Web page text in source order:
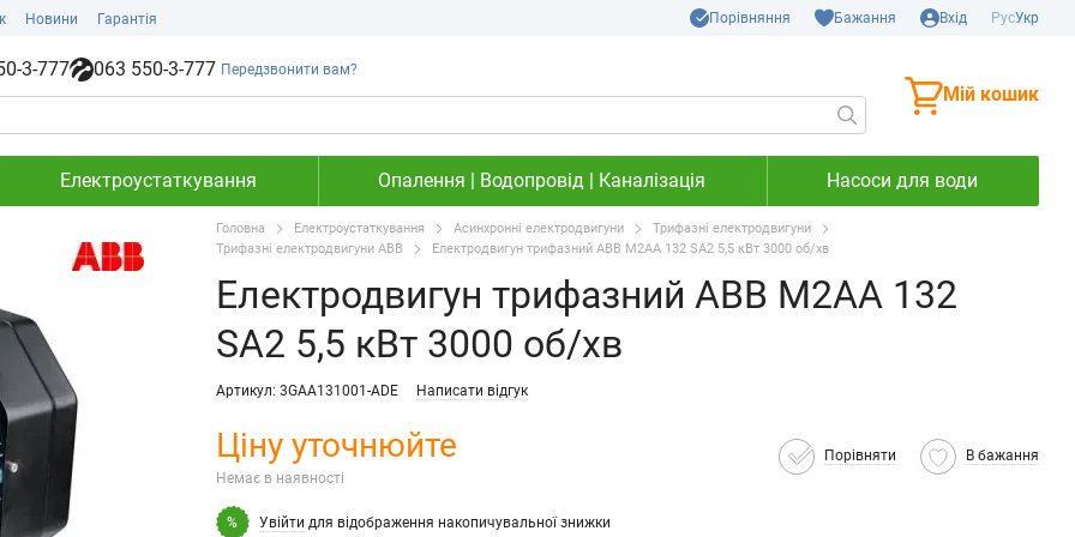
Новини Гарантія Порівняння Бажання Вхід РусУкр
3-777 063 550-3-777 Передзвонити вам?
Мій кошик
Електроустаткування Опалення | Водопровід | Каналізація Насоси для води
Головна Електроустаткування Асинхронні електродвигуни
Трифазні електродвигуни
Трифазні електродвигуни ABB
Електродвигун трифазний ABB M2AA 132 SA2 5,5 кВт 3000 об/хв
Електродвигун трифазний ABB M2AA 132
SA2 5,5 кВт 3000 об/хв
Артикул: 3GAA131001-ADE Написати відгук
Ціну уточнюйте
Немає в наявності
Порівняти В бажання
% Увійти для відображення накопичувальної знижки